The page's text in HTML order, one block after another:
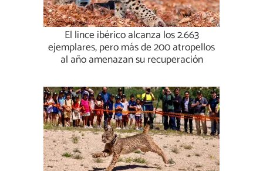
El lince ibérico alcanza los 2.663
ejemplares, pero más de 200 atropellos
al año amenazan su recuperación